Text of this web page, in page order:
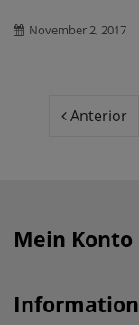
November 2, 2017
Anterior
Mein Konto
Information